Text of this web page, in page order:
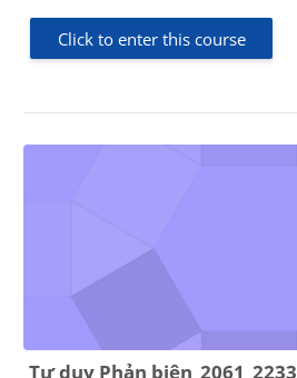
Click to enter this course
Tư duy Phản biện_2061_2233